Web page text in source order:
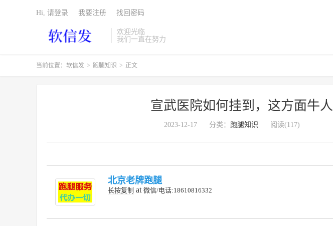
欢迎光临
我们一直在努力
Hi, 请登录 我要注册 找回密码
当前位置： 软信发 > 跑腿知识 > 正文
宣武医院如何挂到，这方面牛人
2023-12-17 分类： 跑腿知识 阅读(117)
北京老牌跑腿
长按复制 at 微信/电话:18610816332